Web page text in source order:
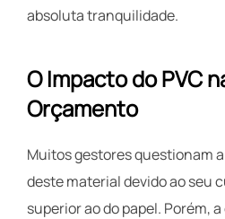
absoluta tranquilidade.
O Impacto do PVC
Orçamento
Muitos gestores questionam
deste material devido ao seu
superior ao do papel. Porém,